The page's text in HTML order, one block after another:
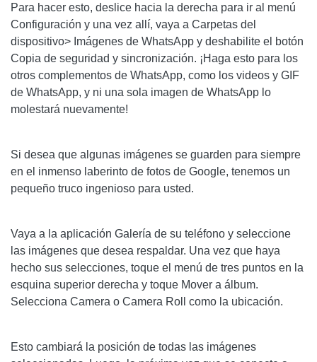
Para hacer esto, deslice hacia la derecha para ir al menú
Configuración y una vez allí, vaya a Carpetas del
dispositivo> Imágenes de WhatsApp y deshabilite el botón
Copia de seguridad y sincronización. ¡Haga esto para los
otros complementos de WhatsApp, como los videos y GIF
de WhatsApp, y ni una sola imagen de WhatsApp lo
molestará nuevamente!
Si desea que algunas imágenes se guarden para siempre
en el inmenso laberinto de fotos de Google, tenemos un
pequeño truco ingenioso para usted.
Vaya a la aplicación Galería de su teléfono y seleccione
las imágenes que desea respaldar. Una vez que haya
hecho sus selecciones, toque el menú de tres puntos en la
esquina superior derecha y toque Mover a álbum.
Selecciona Camera o Camera Roll como la ubicación.
Esto cambiará la posición de todas las imágenes